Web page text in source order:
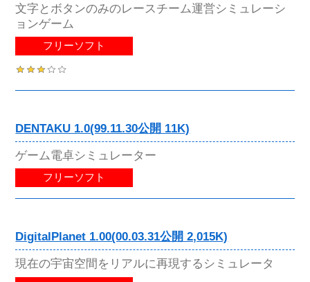
文字とボタンのみのレースチーム運営シミュレーシ
ョンゲーム
フリーソフト
DENTAKU 1.0(99.11.30公開 11K)
ゲーム電卓シミュレーター
フリーソフト
DigitalPlanet 1.00(00.03.31公開 2,015K)
現在の宇宙空間をリアルに再現するシミュレータ